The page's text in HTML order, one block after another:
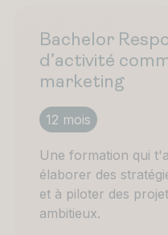
Bachelor
d’activité
marketing
12 mois
Une formation qui
élaborer des
et à piloter des
ambitieux.